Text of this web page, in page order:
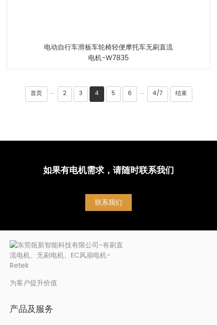
电动自行车滑板车轮椅轻便摩托车无刷直流
电机-W7835
首页 ··· 2 3 4 5 6 ··· 4/7 结束
如果有电机需求，请随时联系我们
联系我们
为客户提升价值
产品及服务